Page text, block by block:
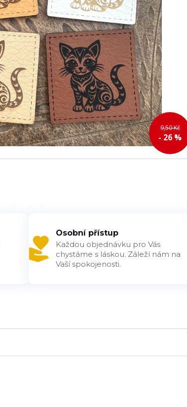
9,50 Kč
- 26 %
Osobní přístup
Každou objednávku pro Vás
chystáme s láskou. Záleží nám na
Vaší spokojenosti.